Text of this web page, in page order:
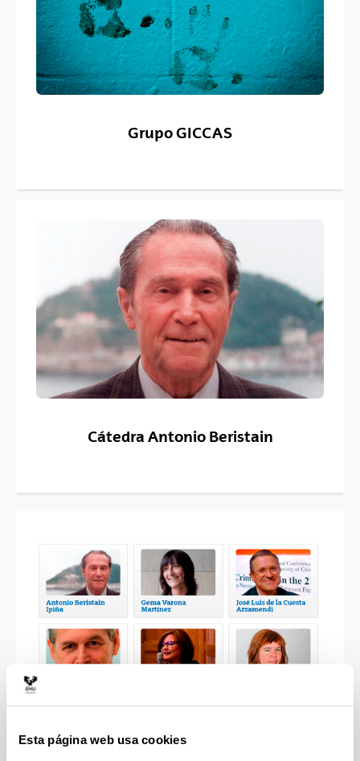
Esta página web usa cookies
Grupo GICCAS
Cátedra Antonio Beristain
Páginas personales